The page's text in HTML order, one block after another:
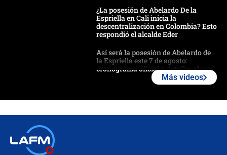
¿La posesión de Abelardo De la
Espriella en Cali inicia la
descentralización en Colombia? Esto
respondió el alcalde Eder
Así será la posesión de Abelardo de
la Espriella este 7 de agosto:
cronograma oficial y detalles clave
Más videos